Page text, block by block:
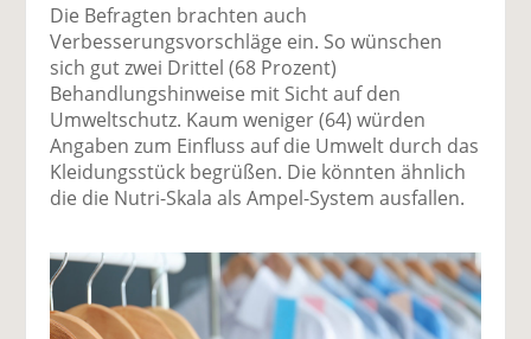
Die Befragten brachten auch
Verbesserungsvorschläge ein. So wünschen
sich gut zwei Drittel (68 Prozent)
Behandlungshinweise mit Sicht auf den
Umweltschutz. Kaum weniger (64) würden
Angaben zum Einfluss auf die Umwelt durch das
Kleidungsstück begrüßen. Die könnten ähnlich
die die Nutri-Skala als Ampel-System ausfallen.